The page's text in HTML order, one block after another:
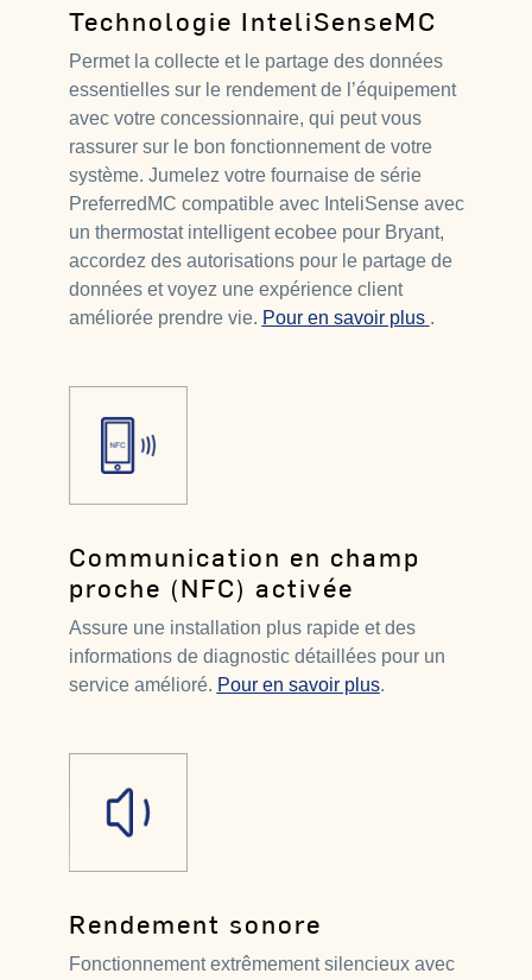
Technologie InteliSenseMC
Permet la collecte et le partage des données
essentielles sur le rendement de l’équipement
avec votre concessionnaire, qui peut vous
rassurer sur le bon fonctionnement de votre
système. Jumelez votre fournaise de série
PreferredMC compatible avec InteliSense avec
un thermostat intelligent ecobee pour Bryant,
accordez des autorisations pour le partage de
données et voyez une expérience client
améliorée prendre vie. Pour en savoir plus .
Communication en champ
proche (NFC) activée
Assure une installation plus rapide et des
informations de diagnostic détaillées pour un
service amélioré. Pour en savoir plus.
Rendement sonore
Fonctionnement extrêmement silencieux avec